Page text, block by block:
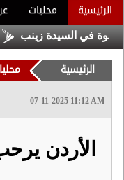
الرئيسية محليات
في السيدة زينب والد
الرئيسية
07-11-2025 11:12 AM
الأردن